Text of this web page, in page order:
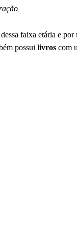
faixa etária e por
possui livros com